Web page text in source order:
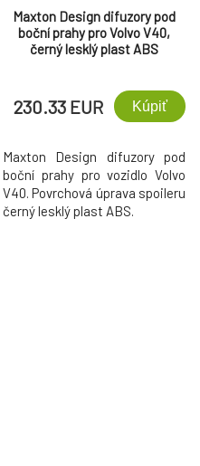
Maxton Design difuzory pod
boční prahy pro Volvo V40,
černý lesklý plast ABS
230.33 EUR Kúpiť
Maxton Design difuzory pod
boční prahy pro vozidlo Volvo
V40. Povrchová úprava spoileru
černý lesklý plast ABS.